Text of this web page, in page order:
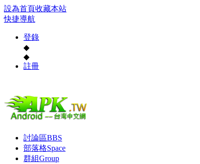
設為首頁收藏本站
快捷導航
登錄
◆
◆
註冊
討論區BBS
部落格Space
群組Group